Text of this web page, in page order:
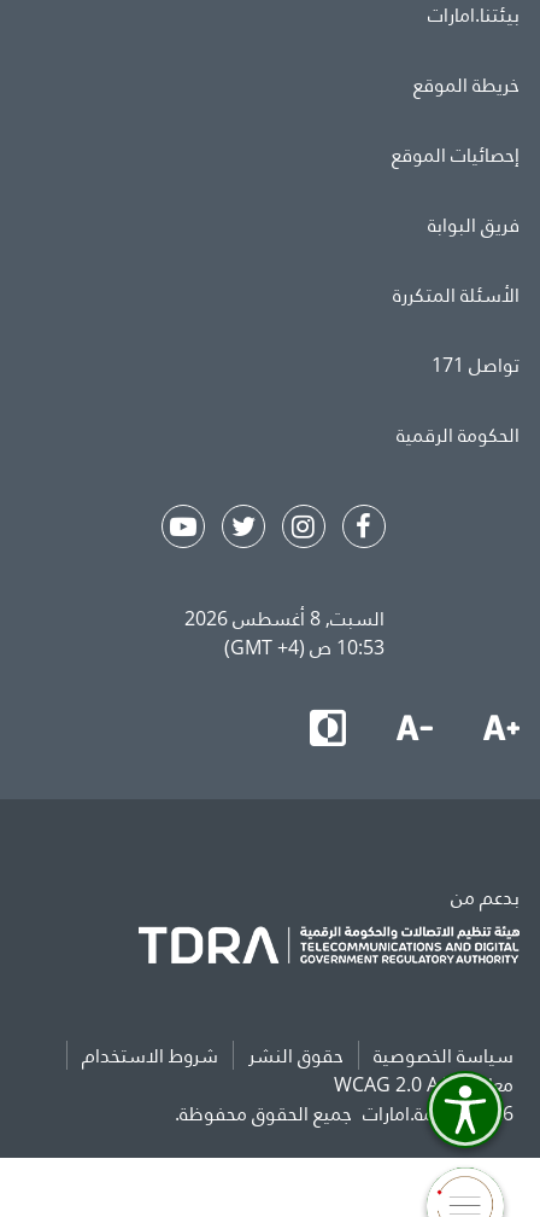
بيئتنا.امارات
خريطة الموقع
إحصائيات الموقع
فريق البوابة
الأسئلة المتكررة
تواصل 171
الحكومة الرقمية
السبت, 8 أغسطس 2026
10:53 ص (GMT +4)
بدعم من
سياسة الخصوصية حقوق النشر
شروط الاستخدام
معايير WCAG 2.0 AAA
2026 حكومة.امارات
جميع الحقوق محفوظة.